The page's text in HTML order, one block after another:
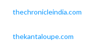
thechronicleindia.com
thekantaloupe.com